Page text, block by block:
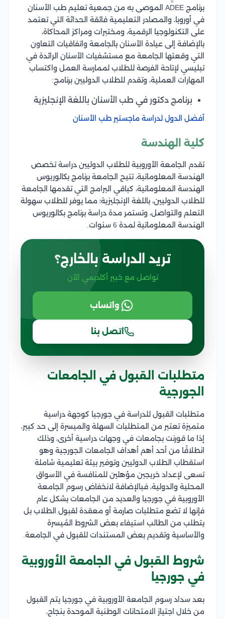
برنامج ADEE الموصى به من جمعية تعليم طب الأسنان
في أوروبا، والمصادر التعليمية فائقة الحداثة التي تعتمد
على التكنولوجيا الرقمية، ومختبرات ومراكز المحاكاة،
بالإضافة إلى عيادة الأسنان بالجامعة واتفاقيات التعاون
التي وقعتها الجامعة مع مستشفيات الأسنان الرائدة في
تبليسي لإتاحة الفرصة للطلاب لممارسة العمل واكتساب
المهارات العملية، وتقدم للطلاب الدوليين برنامج:
برنامج دكتور في طب الأسنان باللغة الإنجليزية
أفضل الدول لدراسة ماجستير طب الأسنان
كلية الهندسة
تقدم الجامعة الأوروبية للطلاب الدوليين دراسة تخصص
الهندسة المعلوماتية، تتيح الجامعة برنامج بكالوريوس
الهندسة المعلوماتية، كباقي البرامج التي تقدمها الجامعة
للطلاب الدوليين، باللغة الإنجليزية؛ مما يوفر للطلاب سهولة
التعلم والتواصل، وتستمر مدة دراسة برنامج بكالوريوس
الهندسة المعلوماتية لمدة 6 سنوات.
تريد الدراسة بالخارج؟
تواصل مع خبير أكاديمي الآن
واتساب
اتصل بنا
متطلبات القبول في الجامعات
الجورجية
متطلبات القبول للدراسة في جورجيا كوجهة دراسية
متميزة تعتبر من المتطلبات السهلة والميسرة إلى حد كبير،
إذا ما قورنت بجامعات في وجهات دراسية أخرى، وذلك
انطلاقًا من أحد أهم أهداف الجامعات الجورجية وهو
استقطاب الطلاب الدوليين وتوفير بيئة تعليمية شاملة
تسعى لإعداد خريجين مؤهلين للمنافسة في الأسواق
المحلية والدولية، فبالإضافة لانخفاض رسوم الجامعة
الأوروبية في جورجيا والعديد من الجامعات بشكل عام
فإنها لا تضع متطلبات صارمة أو معقدة لقبول الطلاب بل
يتطلب من الطالب استيفاء بعض الشروط المُيسرة
والأساسية وتقديم بعض المستندات للقبول في الجامعة.
شروط القبول في الجامعة الأوروبية
في جورجيا
بعد سداد رسوم الجامعة الأوروبية في جورجيا يتم القبول
من خلال اجتياز الامتحانات الوطنية الموحدة بنجاح،